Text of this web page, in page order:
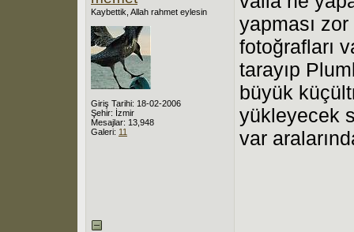
Kaybettik, Allah rahmet eylesin
Giriş Tarihi: 18-02-2006
Şehir: İzmir
Mesajlar: 13,948
Galeri: 11
yapması
fotoğrafları
tarayıp
büyük
yükleyecek
var